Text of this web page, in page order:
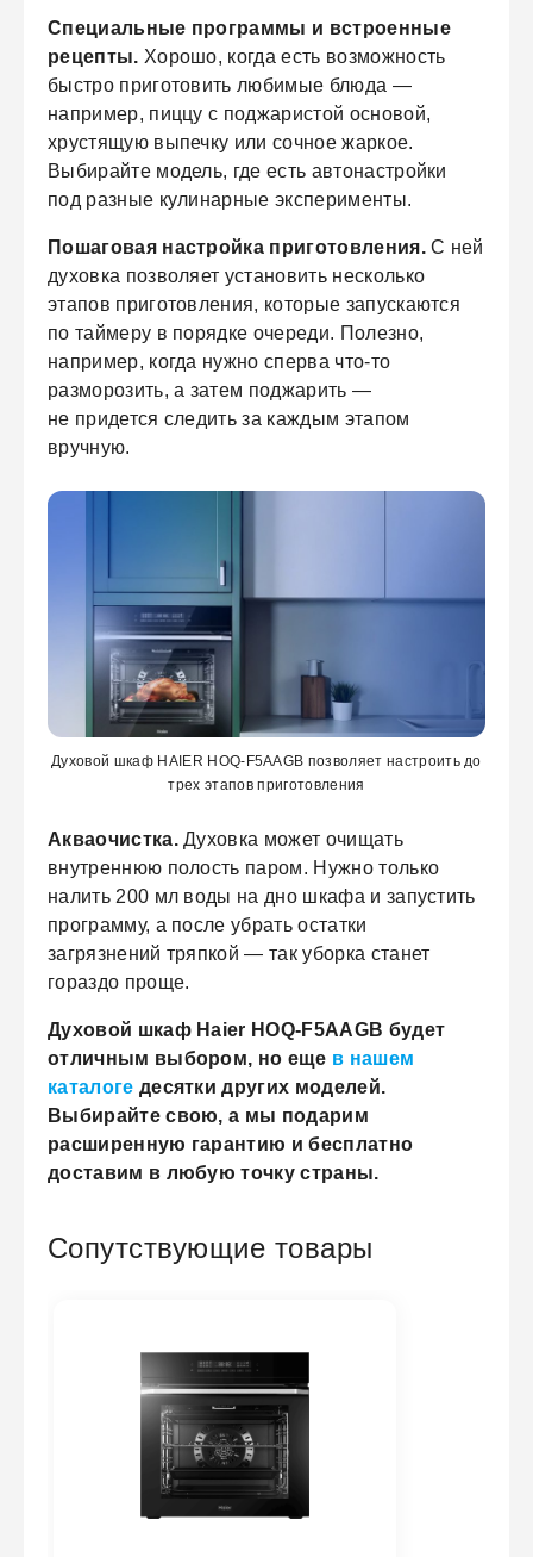
Специальные программы и встроенные
рецепты. Хорошо, когда есть возможность
быстро приготовить любимые блюда —
например, пиццу с поджаристой основой,
хрустящую выпечку или сочное жаркое.
Выбирайте модель, где есть автонастройки
под разные кулинарные эксперименты.
Пошаговая настройка приготовления.С ней
духовка позволяет установить несколько
этапов приготовления, которые запускаются
по таймеру в порядке очереди. Полезно,
например, когда нужно сперва что-то
разморозить, а затем поджарить —
не придется следить за каждым этапом
вручную.
Духовой шкаф HAIER HOQ-F5AAGB позволяет настроить до
трех этапов приготовления
Акваочистка.Духовка может очищать
внутреннюю полость паром. Нужно только
налить 200 мл воды на дно шкафа и запустить
программу, а после убрать остатки
загрязнений тряпкой — так уборка станет
гораздо проще.
Духовой шкаф Haier HOQ-F5AAGB будет
отличным выбором, но еще в нашем
каталоге десятки других моделей.
Выбирайте свою, а мы подарим
расширенную гарантию и бесплатно
доставим в любую точку страны.
Сопутствующие товары